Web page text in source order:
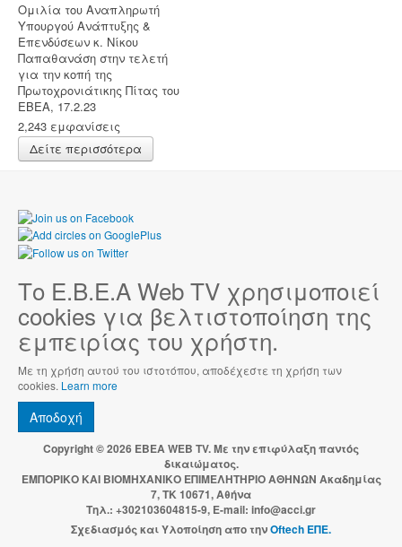
Ομιλία του Αναπληρωτή
Υπουργού Ανάπτυξης &
Επενδύσεων κ. Νίκου
Παπαθανάση στην τελετή
για την κοπή της
Πρωτοχρονιάτικης Πίτας του
ΕΒΕΑ, 17.2.23
2,243 εμφανίσεις
Δείτε περισσότερα
Το Ε.Β.Ε.Α Web TV χρησιμοποιεί
cookies για βελτιστοποίηση της
εμπειρίας του χρήστη.
Με τη χρήση αυτού του ιστοτόπου, αποδέχεστε τη χρήση των
cookies. Learn more
Αποδοχή
Copyright © 2026 EBEA WEB TV. Με την επιφύλαξη παντός
δικαιώματος.
ΕΜΠΟΡΙΚΟ ΚΑΙ ΒΙΟΜΗΧΑΝΙΚΟ ΕΠΙΜΕΛΗΤΗΡΙΟ ΑΘΗΝΩΝ Ακαδημίας
7, ΤΚ 10671, Αθήνα
Τηλ.: +302103604815-9, E-mail: info@acci.gr
Σχεδιασμός και Υλοποίηση απο τηνOftech ΕΠΕ.